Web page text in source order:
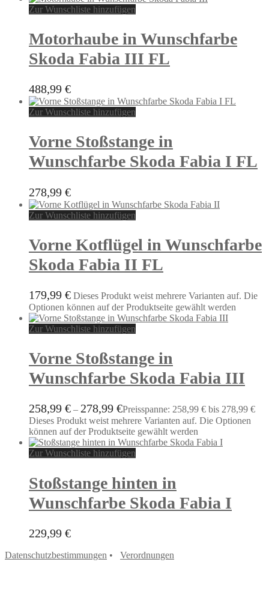
Zur Wunschliste hinzufügen
Motorhaube in Wunschfarbe
Skoda Fabia III FL
488,99 €
Zur Wunschliste hinzufügen
Vorne Stoßstange in
Wunschfarbe Skoda Fabia I FL
278,99 €
Zur Wunschliste hinzufügen
Vorne Kotflügel in Wunschfarbe
Skoda Fabia II FL
179,99 € Dieses Produkt weist mehrere Varianten auf. Die
Optionen können auf der Produktseite gewählt werden
Zur Wunschliste hinzufügen
Vorne Stoßstange in
Wunschfarbe Skoda Fabia III
258,99 € – 278,99 €Preisspanne: 258,99 € bis 278,99 €
Dieses Produkt weist mehrere Varianten auf. Die Optionen
können auf der Produktseite gewählt werden
Zur Wunschliste hinzufügen
Stoßstange hinten in
Wunschfarbe Skoda Fabia I
229,99 €
Datenschutzbestimmungen • Verordnungen